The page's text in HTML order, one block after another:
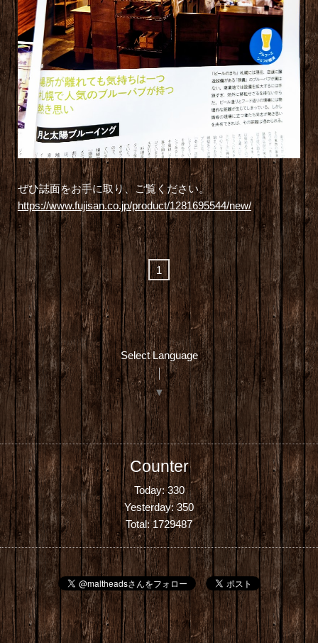
ぜひ誌面をお手に取り、ご覧ください。
https://www.fujisan.co.jp/product/1281695544/new/
1
Select Language
▼
Counter
Today:330
Yesterday:350
Total:1729487